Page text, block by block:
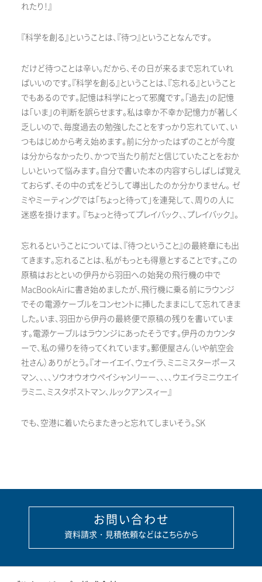
れたり！』
『科学を創る』ということは、『待つ』ということなんです。
だけど待つことは辛い。だから、その日が来るまで忘れていれ
ばいいのです。『科学を創る』ということは、『忘れる』ということ
でもあるのです。記憶は科学にとって邪魔です。「過去」の記憶
は「いま」の判断を誤らせます。私は幸か不幸か記憶力が著しく
乏しいので、毎度過去の勉強したことをすっかり忘れていて、い
つもはじめから考え始めます。前に分かったはずのことが今度
は分からなかったり、かつで当たり前だと信じていたことをおか
しいといって悩みます。自分で書いた本の内容すらしばしば覚え
ておらず、その中の式をどうして導出したのか分かりません。 ゼ
ミやミーティングでは「ちょっと待って」を連発して、周りの人に
迷惑を掛けます。 『ちょっと待ってプレイバック、、プレイバック』。
忘れるということについては、『待つということ』の最終章にも出
てきます。忘れることは、私がもっとも得意とすることです。この
原稿はおとといの伊丹から羽田への始発の飛行機の中で
MacBookAirに書き始めましたが、飛行機に乗る前にラウンジ
でその電源ケーブルをコンセントに挿したままにして忘れてきま
した。いま、羽田から伊丹の最終便で原稿の残りを書いていま
す。電源ケーブルはラウンジにあったそうです。伊丹のカウンタ
ーで、私の帰りを待ってくれています。郵便屋さん（いや航空会
社さん）ありがとう。『オーイエイ、ウェイラ、ミニミスターポース
マン、、、、ソウオウオウペイシャンリーー、、、、ウエイラミニウエイ
ラミニ、ミスタポストマン、ルックアンスィー』
でも、空港に着いたらまたきっと忘れてしまいそう。SK
お問い合わせ
資料請求・見積依頼などはこちらから